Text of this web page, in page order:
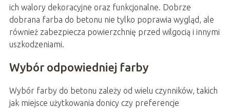
ich walory dekoracyjne oraz funkcjonalne. Dobrze
dobrana farba do betonu nie tylko poprawia wygląd, ale
również zabezpiecza powierzchnię przed wilgocią i innymi
uszkodzeniami.
Wybór odpowiedniej farby
Wybór farby do betonu zależy od wielu czynników, takich
jak miejsce użytkowania donicy czy preferencje